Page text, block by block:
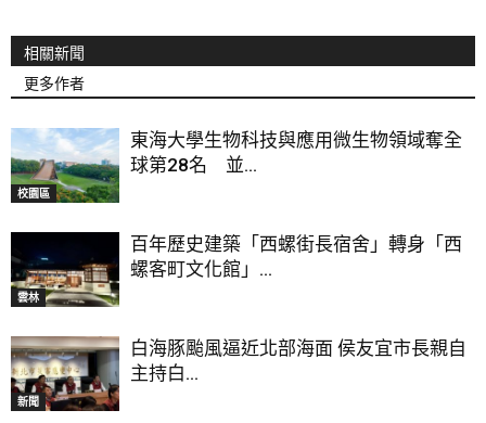
相關新聞
更多作者
校園區
東海大學生物科技與應用微生物領域奪全
球第28名 並...
雲林
百年歷史建築「西螺街長宿舍」轉身「西
螺客町文化館」...
新聞
白海豚颱風逼近北部海面 侯友宜市長親自
主持白...